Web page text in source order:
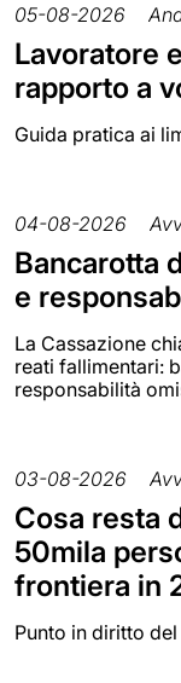
05-08-2026
Lavoratore
rapporto a
Guida pratica ai
04-08-2026
Bancarotta
e
La Cassazione
reati fallimentari:
responsabilità
03-08-2026
Cosa resta
50mila
frontiera in
Punto in diritto